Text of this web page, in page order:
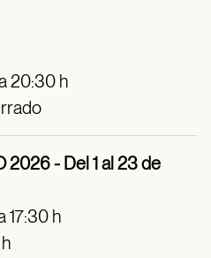
20:30 h
2026 - Del 1 al 23 de
17:30 h